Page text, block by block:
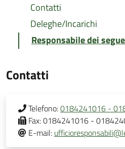
Contatti
Deleghe/Incarichi
Responsabile dei
Contatti
Telefono:0184241016 -
Fax:0184241016 -
E-mail: